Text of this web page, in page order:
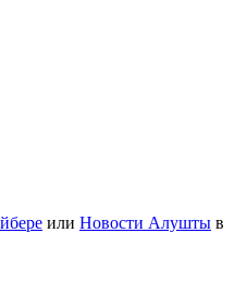
или Новости Алушты в